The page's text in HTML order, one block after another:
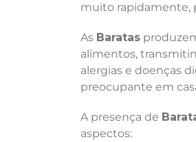
muito rapidamente,
As Baratas
alimentos,
alergias e doenças
preocupante em
A presença de
aspectos: